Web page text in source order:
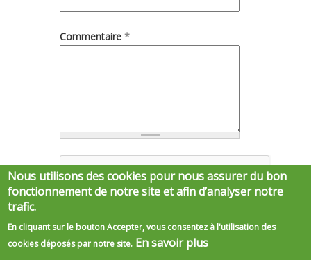
Commentaire *
Nous utilisons des cookies pour nous assurer du bon
fonctionnement de notre site et afin d’analyser notre
trafic.
En cliquant sur le bouton Accepter, vous consentez à l'utilisation des
cookies déposés par notre site. En savoir plus